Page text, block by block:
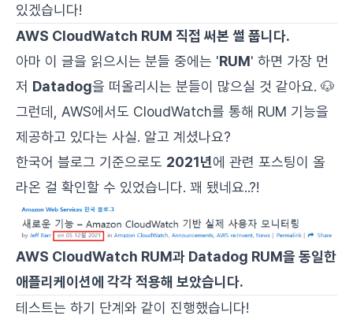
있겠습니다!
AWS CloudWatch RUM 직접 써본 썰 풉니다.
아마 이 글을 읽으시는 분들 중에는 'RUM' 하면 가장 먼
저 Datadog을 떠올리시는 분들이 많으실 것 같아요. 🐶
그런데, AWS에서도 CloudWatch를 통해 RUM 기능을
제공하고 있다는 사실. 알고 계셨나요?
한국어 블로그 기준으로도 2021년에 관련 포스팅이 올
라온 걸 확인할 수 있었습니다. 꽤 됐네요..?!
AWS CloudWatch RUM과 Datadog RUM을 동일한
애플리케이션에 각각 적용해 보았습니다.
테스트는 하기 단계와 같이 진행했습니다!